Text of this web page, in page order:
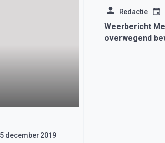
5 december 2019
Redactie
Weerbericht
overwegend